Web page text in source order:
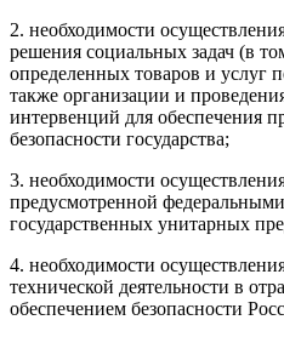
2. необходимости
решения социальных задач (в
определенных товаров и услуг
также организации и
интервенций для обеспечения
безопасности государства;
3. необходимости
предусмотренной
государственных унитарных
4. необходимости
технической деятельности в
обеспечением безопасности